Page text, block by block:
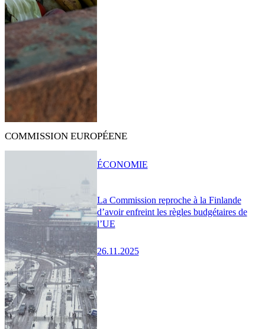
COMMISSION EUROPÉENE
La Commission reproche à la Finlande
d’avoir enfreint les règles budgétaires de
l’UE
26.11.2025
ÉCONOMIE